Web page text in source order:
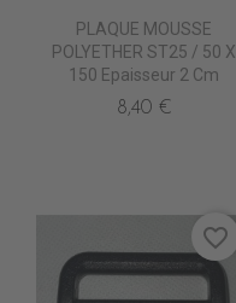
PLAQUE MOUSSE
POLYETHER ST25 / 50 X
150 Epaisseur 2 Cm
8,40 €
favorite_border